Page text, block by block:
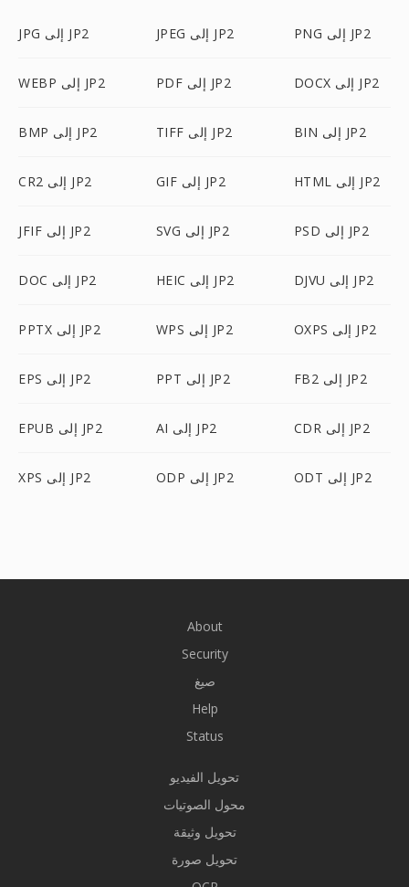
JPG إلى JP2 JPEG إلى JP2 PNG إلى JP2
WEBP إلى JP2 PDF إلى JP2 DOCX إلى JP2
BMP إلى JP2 TIFF إلى JP2 BIN إلى JP2
CR2 إلى JP2 GIF إلى JP2 HTML إلى JP2
JFIF إلى JP2 SVG إلى JP2 PSD إلى JP2
DOC إلى JP2 HEIC إلى JP2 DJVU إلى JP2
PPTX إلى JP2 WPS إلى JP2 OXPS إلى JP2
EPS إلى JP2 PPT إلى JP2 FB2 إلى JP2
EPUB إلى JP2 AI إلى JP2 CDR إلى JP2
XPS إلى JP2 ODP إلى JP2 ODT إلى JP2
About
Security
صيغ
Help
Status
تحويل الفيديو
محول الصوتيات
تحويل وثيقة
تحويل صورة